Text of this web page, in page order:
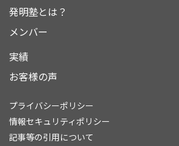
発明塾とは？
メンバー
実績
お客様の声
プライバシーポリシー
情報セキュリティポリシー
記事等の引用について